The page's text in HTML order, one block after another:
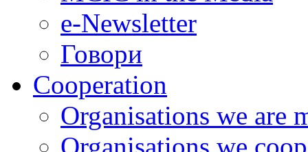
e-Newsletter
Говори
Cooperation
Organisations we are
Organisations we